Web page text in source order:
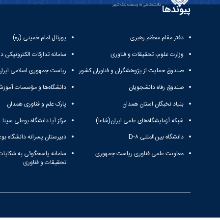
پیوندها
دفتر مقام معظم رهبری
وزارت علوم، تحقیقات و فناوری
صندوق حمایت از پژوهشگران و فناوران کشور
صندوق رفاه دانشجویان
بنیاد نخبگان استان همدان
شبکه آزمایشگاه‌های علمی ایران(شاعا)
دانشگاه بین‌المللی D-۸
معاونت علمی فناوری ریاست جمهوری
پورتال امام خمینی (ره)
سامانه تدارکات الکترونیکی
ریاست جمهوری اسلامی
دانشگاه‌ها و مؤسسات
پارک علم و فناوری همدان
مرکز آپا دانشگاه بوعلی سینا
دبیرستان پسرانه دانشگاه
سامانه پاسخگوئی به
تحقیقات و فناوری